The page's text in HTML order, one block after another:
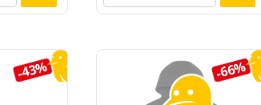
-43% -66%